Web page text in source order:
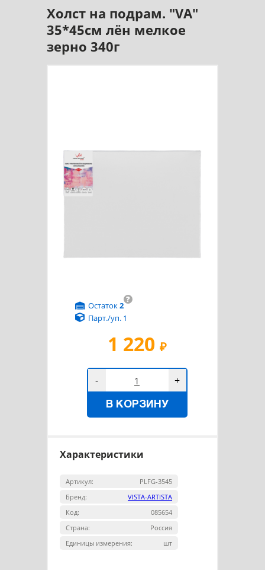
Холст на подрам. "VA"
35*45см лён мелкое
зерно 340г
1 220 ₽
?
Остаток2
Парт./уп. 1
- +
В КОРЗИНУ
Характеристики
Артикул:
PLFG-3545
Бренд:
VISTA-ARTISTA
Код:
085654
Страна:
Россия
Единицы измерения:
шт